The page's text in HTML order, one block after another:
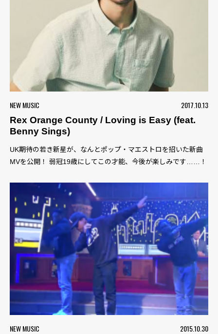
NEW MUSIC
2017.10.13
Rex Orange County / Loving is Easy (feat.
Benny Sings)
UK期待の若き新星が、なんとポップ・マエストロを招いた新曲
MVを公開！ 弱冠19歳にしてこの才能、今後が楽しみです……！
NEW MUSIC
2015.10.30